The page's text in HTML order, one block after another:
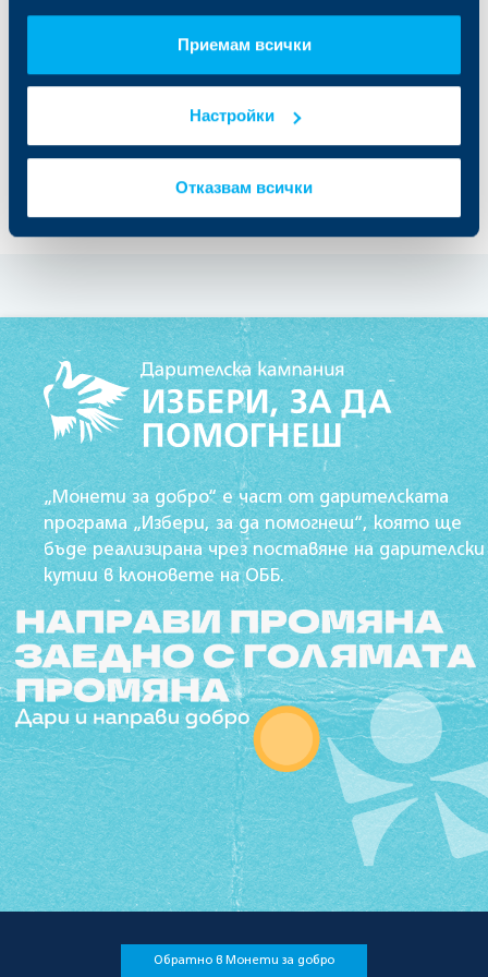
Приемам всички
Настройки
Отказвам всички
За да дарите, търсете кутиите в
„Монети за добро“ е част от дарителската
програма „Избери, за да помогнеш“, която ще
бъде реализирана чрез поставяне на дарителски
кутии в клоновете на ОББ.
Обратно в Монети за добро